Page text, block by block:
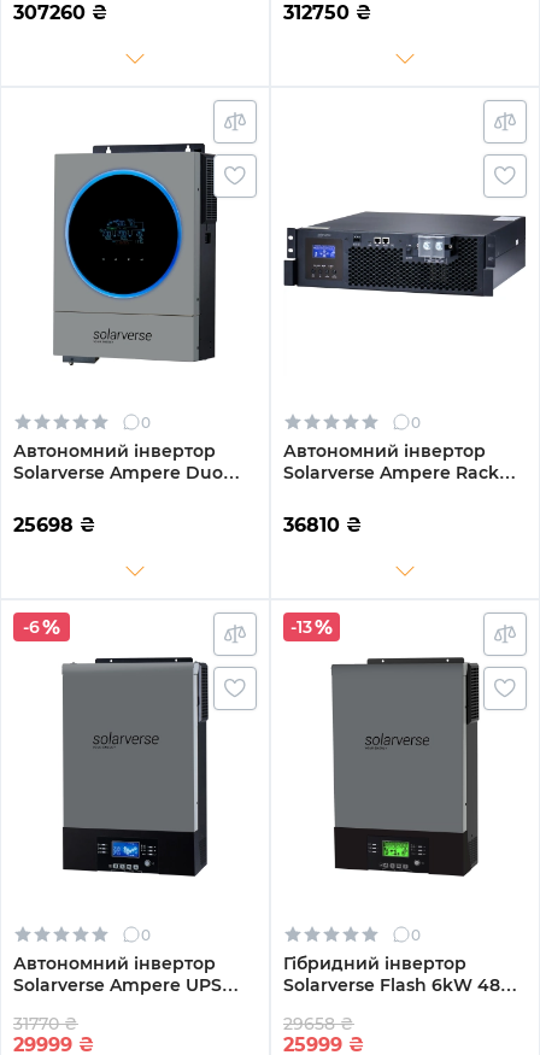
307260 ₴ 312750 ₴
0
Автономний інвертор
Solarverse Ampere Duo
Однофазний (SV6048AD)
25698 ₴
0
Автономний інвертор
Solarverse Ampere Rack
Однофазний
(SV5048UPSR)
36810 ₴
-6
0
Автономний інвертор
Solarverse Ampere UPS
Однофазний
(SV6048UPSW)
31770 ₴
29999 ₴
-13
0
Гібридний інвертор
Solarverse Flash 6kW 48V 1
(SV6048FH)
29658 ₴
25999 ₴